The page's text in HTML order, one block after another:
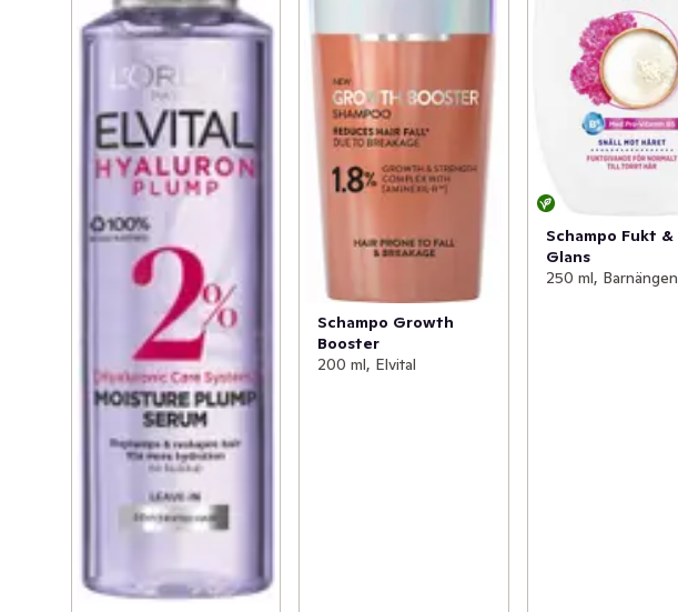
Schampo Growth
Booster
200 ml, Elvital
Schampo Fukt &
Glans
250 ml, Barnängen